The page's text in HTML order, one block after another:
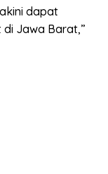
dapat
Jawa Barat,”